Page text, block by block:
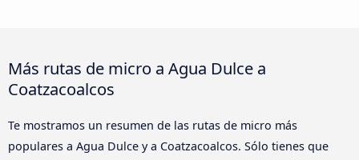
Más rutas de micro a Agua Dulce a
Coatzacoalcos
Te mostramos un resumen de las rutas de micro más
populares a Agua Dulce y a Coatzacoalcos. Sólo tienes que